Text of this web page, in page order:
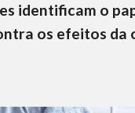
identificam o
os efeitos da